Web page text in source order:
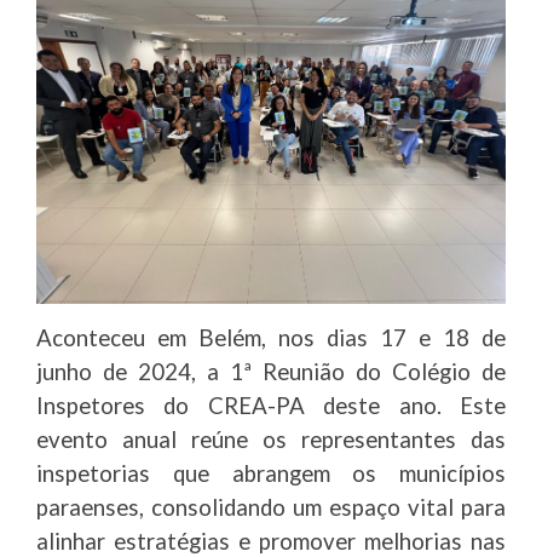
Aconteceu em Belém, nos dias 17 e 18 de
junho de 2024, a 1ª Reunião do Colégio de
Inspetores do CREA-PA deste ano. Este
evento anual reúne os representantes das
inspetorias que abrangem os municípios
paraenses, consolidando um espaço vital para
alinhar estratégias e promover melhorias nas